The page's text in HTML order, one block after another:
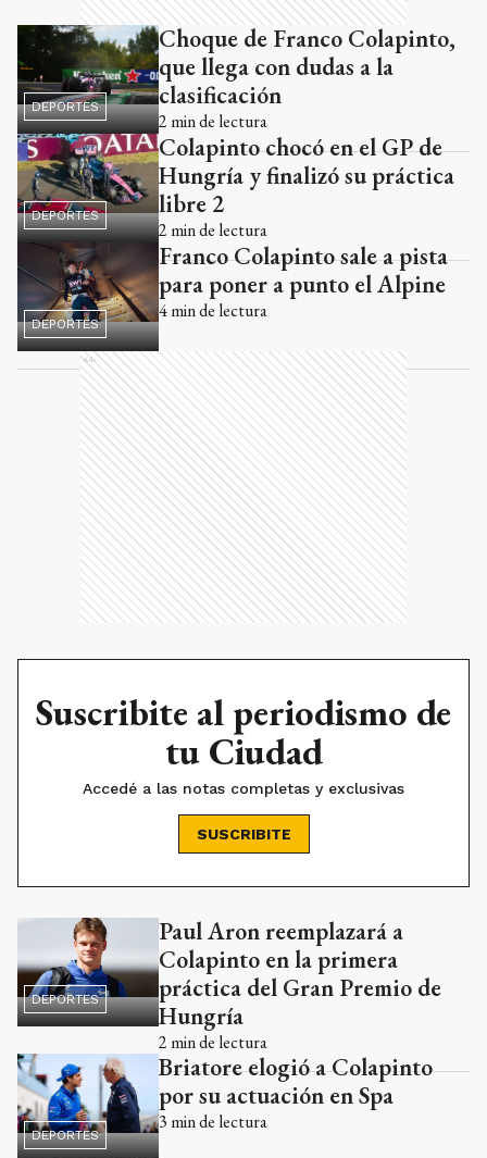
DEPORTES
Choque de Franco Colapinto,
que llega con dudas a la
clasificación
2 min de lectura
DEPORTES
Colapinto chocó en el GP de
Hungría y finalizó su práctica
libre 2
2 min de lectura
DEPORTES
Franco Colapinto sale a pista
para poner a punto el Alpine
4min de lectura
Ads
Suscribite al periodismo de
tu Ciudad
Accedé a las notas completas y exclusivas
SUSCRIBITE
DEPORTES
Paul Aron reemplazará a
Colapinto en la primera
práctica del Gran Premio de
Hungría
2 min de lectura
DEPORTES
Briatore elogió a Colapinto
por su actuación en Spa
3 min de lectura